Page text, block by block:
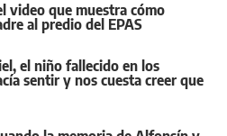
video que muestra cómo
al predio del EPAS
el niño fallecido en los
sentir y nos cuesta creer que